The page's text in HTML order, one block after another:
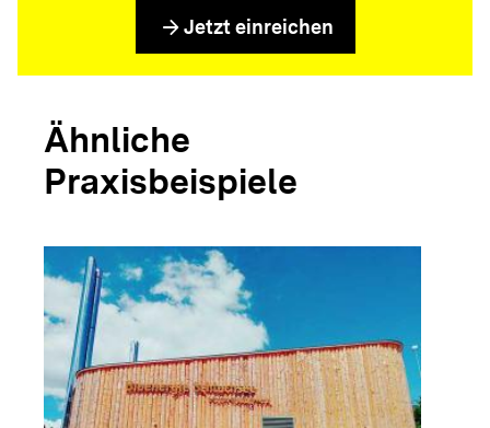
arrow_forward Jetzt einreichen
Ähnliche
Praxisbeispiele